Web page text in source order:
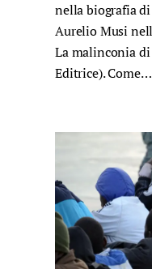
nella biografia
Aurelio Musi
La malinconia
Editrice).